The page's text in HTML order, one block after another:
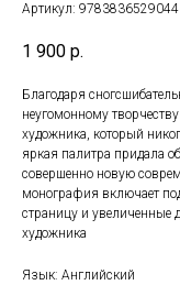
Артикул: 9783836529044
1 900 р.
Благодаря
неугомонному
художника, который
яркая палитра придала
совершенно новую
монография включает
страницу и увеличенные
художника
Язык: Английский